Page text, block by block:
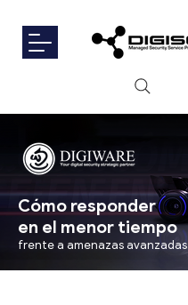
Cómo responder
en el menor tiempo
frente a amenazas avanzadas